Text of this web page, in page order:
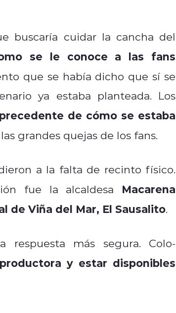
buscaría cuidar la cancha del
se le conoce a las fans
que se había dicho que sí se
ya estaba planteada. Los
de cómo se estaba
grandes quejas de los fans.
a la falta de recinto físico.
fue la alcaldesa Macarena
de Viña del Mar, El Sausalito.
más segura. Colo-
y estar disponibles